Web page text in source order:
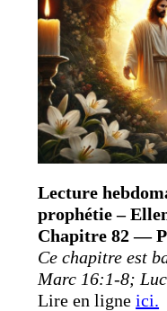
Lecture
prophétie –
Chapitre 82 —
Ce chapitre est
Marc 16:1-8;
Lire en ligneici.